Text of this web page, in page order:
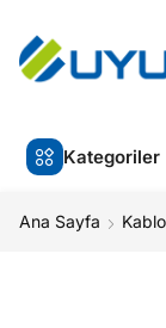
Kategoriler
Ana Sayfa